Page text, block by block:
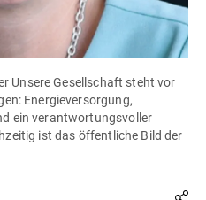
Unsere Gesellschaft steht vor
Energieversorgung,
ein verantwortungsvoller
ist das öffentliche Bild der